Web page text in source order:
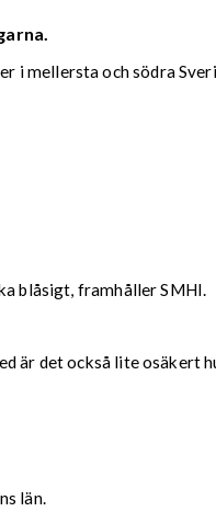
i mellersta och södra
blåsigt, framhåller SMHI.
är det också lite osäkert
län.